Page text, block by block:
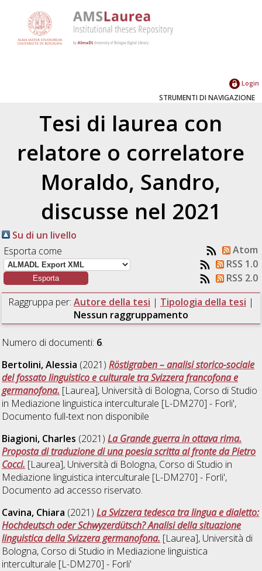
Login
STRUMENTI DI NAVIGAZIONE
Tesi di laurea con
relatore o correlatore
Moraldo, Sandro,
discusse nel 2021
Su di un livello
Esporta come
Atom
RSS 1.0
RSS 2.0
Raggruppa per: Autore della tesi | Tipologia della tesi |
Nessun raggruppamento
Numero di documenti: 6.
Bertolini, Alessia (2021)Röstigraben – analisi storico-sociale
del fossato linguistico e culturale tra Svizzera francofona e
germanofona. [Laurea], Università di Bologna, Corso di Studio
in Mediazione linguistica interculturale [L-DM270] - Forli',
Documento full-text non disponibile
Biagioni, Charles (2021)La Grande guerra in ottava rima.
Proposta di traduzione di una poesia scritta al fronte da Pietro
Cocci. [Laurea], Università di Bologna, Corso di Studio in
Mediazione linguistica interculturale [L-DM270] - Forli',
Documento ad accesso riservato.
Cavina, Chiara (2021)La Svizzera tedesca tra lingua e dialetto:
Hochdeutsch oder Schwyzerdütsch? Analisi della situazione
linguistica della Svizzera germanofona. [Laurea], Università di
Bologna, Corso di Studio in Mediazione linguistica
interculturale [L-DM270] - Forli'